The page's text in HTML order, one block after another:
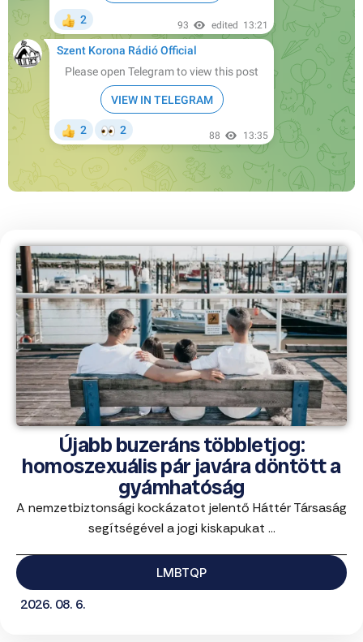
Újabb buzeráns többletjog:
homoszexuális pár javára döntött a
gyámhatóság
A nemzetbiztonsági kockázatot jelentő Háttér Társaság
segítségével a jogi kiskapukat ...
LMBTQP
2026. 08. 6.